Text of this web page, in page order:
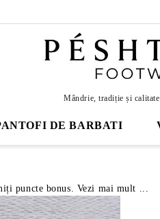
Mândrie, tradiție și
DE BARBATI
puncte bonus. Vezi mai mult ...